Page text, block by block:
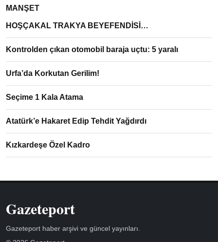
MANŞET
HOŞÇAKAL TRAKYA BEYEFENDİSİ…
Kontrolden çıkan otomobil baraja uçtu: 5 yaralı
Urfa’da Korkutan Gerilim!
Seçime 1 Kala Atama
Atatürk’e Hakaret Edip Tehdit Yağdırdı
Kızkardeşe Özel Kadro
Gazeteport
Gazeteport haber arşivi ve güncel yayınları.